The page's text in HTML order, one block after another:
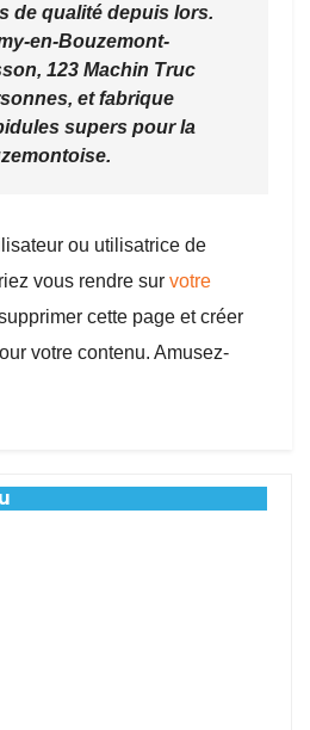
de qualité depuis lors.
en-Bouzemont-
123 Machin Truc
et fabrique
supers pour la
ou utilisatrice de
vous rendre sur votre
cette page et créer
votre contenu. Amusez-